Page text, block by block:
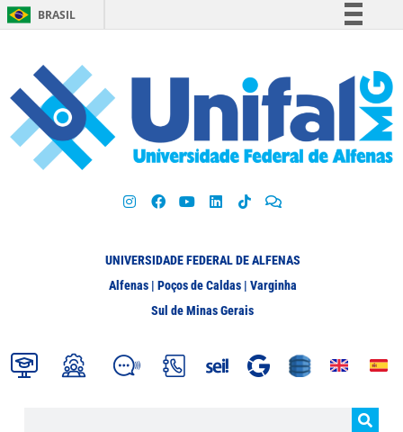
BRASIL
Participe
Acesso à informação
Legislação
UNIVERSIDADE FEDERAL DE ALFENAS
Alfenas | Poços de Caldas | Varginha
Sul de Minas Gerais